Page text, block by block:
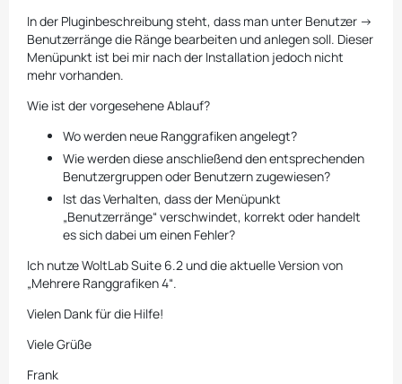
In der Pluginbeschreibung steht, dass man unter Benutzer →
Benutzerränge die Ränge bearbeiten und anlegen soll. Dieser
Menüpunkt ist bei mir nach der Installation jedoch nicht
mehr vorhanden.
Wie ist der vorgesehene Ablauf?
Wo werden neue Ranggrafiken angelegt?
Wie werden diese anschließend den entsprechenden
Benutzergruppen oder Benutzern zugewiesen?
Ist das Verhalten, dass der Menüpunkt
„Benutzerränge“ verschwindet, korrekt oder handelt
es sich dabei um einen Fehler?
Ich nutze WoltLab Suite 6.2 und die aktuelle Version von
„Mehrere Ranggrafiken 4“.
Vielen Dank für die Hilfe!
Viele Grüße
Frank